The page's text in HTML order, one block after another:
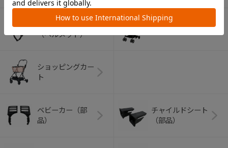
（ヘルメット）
ペット用品
ショッピングカー
ト
ベビーカー（部
品）
チャイルドシート
（部品）